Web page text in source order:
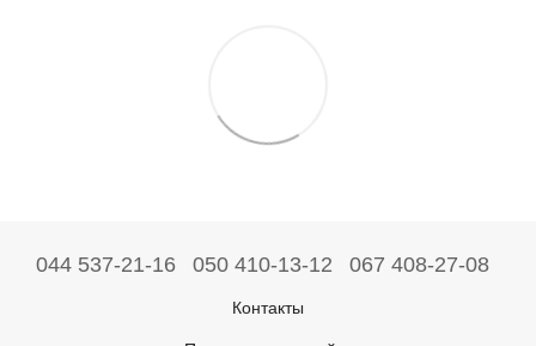
044 537-21-16 050 410-13-12 067 408-27-08
Контакты